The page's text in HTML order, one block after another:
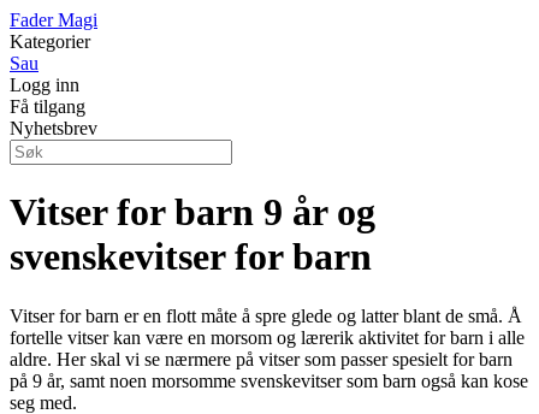
Fader Magi
Kategorier
Sau
Logg inn
Få tilgang
Nyhetsbrev
Vitser for barn 9 år og
svenskevitser for barn
Vitser for barn er en flott måte å spre glede og latter blant de små. Å
fortelle vitser kan være en morsom og lærerik aktivitet for barn i alle
aldre. Her skal vi se nærmere på vitser som passer spesielt for barn
på 9 år, samt noen morsomme svenskevitser som barn også kan kose
seg med.